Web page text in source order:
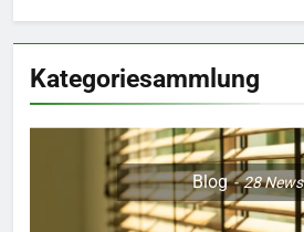
Kategoriesammlung
Blog 28News